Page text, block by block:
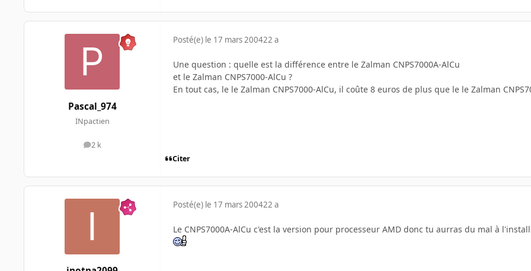
Pascal_974
INpactien
2 k
messages
Posté(e) le 17 mars 200422 a
Une question : quelle est la différence entre le Zalman CNPS7000A-AlCu
et le Zalman CNPS7000-AlCu ?
En tout cas, le le Zalman CNPS7000-AlCu, il coûte 8 euros de plus que le le Zalman
Citer
Posté(e) le 17 mars 200422 a
Le CNPS7000A-AlCu c'est la version pour processeur AMD donc tu aurras du mal à